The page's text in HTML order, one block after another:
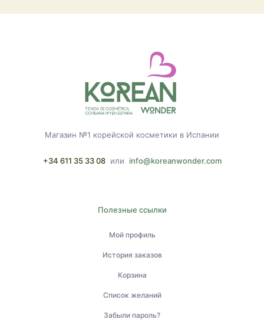
Магазин №1 корейской косметики в Испании
+34 611 35 33 08 или info@koreanwonder.com
Полезные ссылки
Мой профиль
История заказов
Корзина
Список желаний
Забыли пароль?